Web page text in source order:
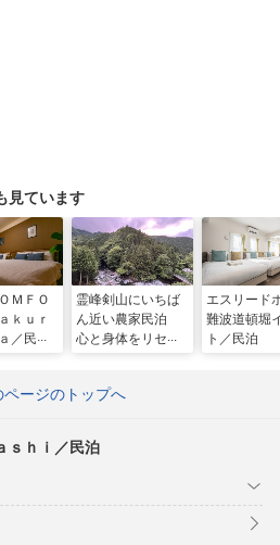
見ています
ＭＦＯ
ｋｕｒ
／民泊
霊峰剣山にいちば
ん近い農家民泊
心と身体をリセッ
ぼ〜 ＾
エスリード
難波道頓堀
ト／民泊
ページのトップへ
ｓｈｉ／民泊